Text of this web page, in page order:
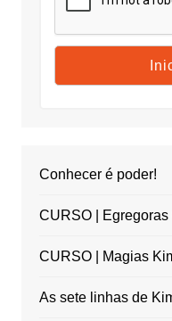
Conhecer é poder!
CURSO |
CURSO | Magias
As sete linhas de